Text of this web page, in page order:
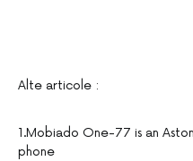
Alte articole :
1.Mobiado One-77 is an
phone